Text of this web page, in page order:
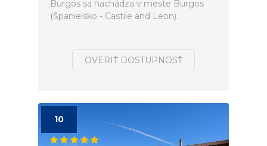
Burgos sa nachádza v meste Burgos
(Španielsko - Castile and Leon).
OVERIŤ DOSTUPNOSŤ
10